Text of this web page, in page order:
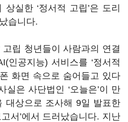
실한 ‘정서적 고립’은 도리
습니다.
립 청년들이 사람과의 연결
인공지능) 서비스를 ‘정서적
화면 속으로 숨어들고 있다
실은 사단법인 ‘오늘은’이 만
대상으로 조사해 9일 발표한
서’에서 드러났습니다. 지난